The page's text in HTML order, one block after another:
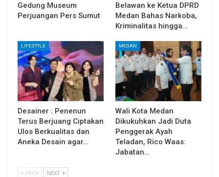
Gedung Museum
Perjuangan Pers Sumut
Belawan ke Ketua DPRD
Medan Bahas Narkoba,
Kriminalitas hingga…
LIFESTYLE
Desainer : Penenun
Terus Berjuang Ciptakan
Ulos Berkualitas dan
Aneka Desain agar…
MEDAN
Wali Kota Medan
Dikukuhkan Jadi Duta
Penggerak Ayah
Teladan, Rico Waas:
Jabatan…
PREV NEXT